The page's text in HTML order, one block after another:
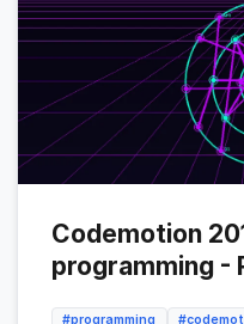
Codemotion
programming -
#programming